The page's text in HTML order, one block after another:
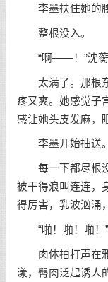
李墨扶住她的腰
整根没入。
“啊——！”沈蘅芷
太满了。那根东
疼又爽。她感觉子
感让她头皮发麻，
李墨开始抽送。
每一下都尽根没
被干得浪叫连连，
得厉害，乳波汹涌
“啪！啪！啪！”
肉体拍打声在雅
漾，臀肉泛起诱人